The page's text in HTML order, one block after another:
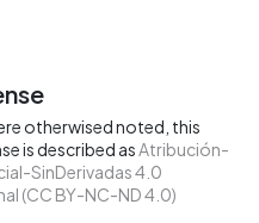
otherwised noted, this
is described asAtribución-
SinDerivadas 4.0
(CC BY-NC-ND 4.0)